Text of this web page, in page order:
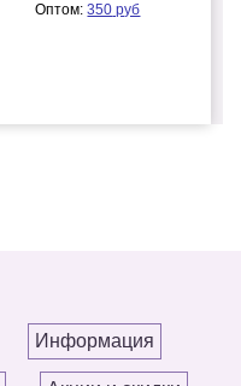
Оптом:350 руб
Информация